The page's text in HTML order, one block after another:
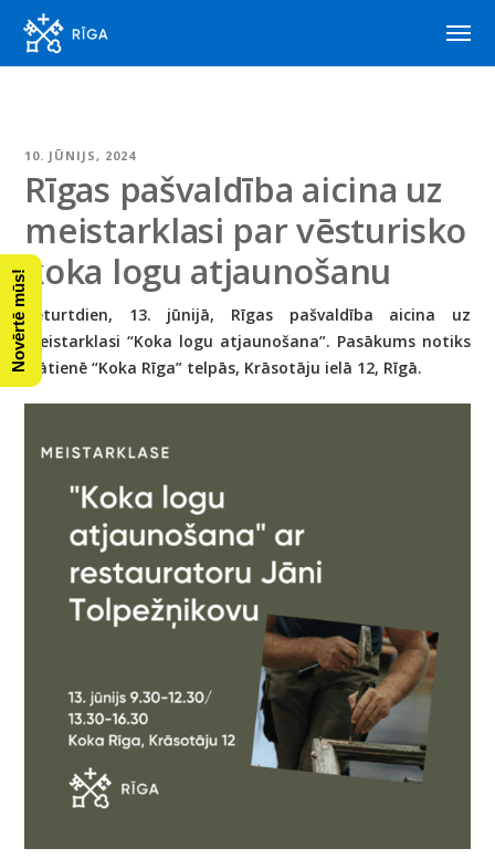
10. JŪNIJS, 2024
Rīgas pašvaldība aicina uz
meistarklasi par vēsturisko
koka logu atjaunošanu
Ceturtdien, 13. jūnijā, Rīgas pašvaldība aicina uz
meistarklasi “Koka logu atjaunošana”. Pasākums notiks
klātienē“Koka Rīga” telpās, Krāsotāju ielā 12, Rīgā.
Novērtē mūs!